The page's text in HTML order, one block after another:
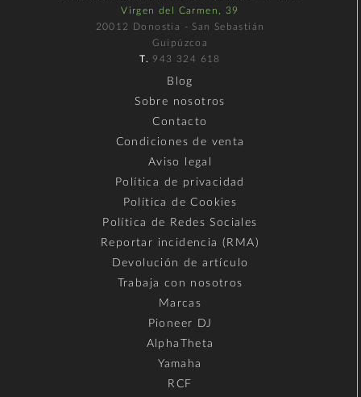
Virgen del Carmen, 39
20012 Donostia - San Sebastián
Guipúzcoa
T. 943 324 618
Blog
Sobre nosotros
Contacto
Condiciones de venta
Aviso legal
Política de privacidad
Política de Cookies
Política de Redes Sociales
Reportar incidencia (RMA)
Devolución de artículo
Trabaja con nosotros
Marcas
Pioneer DJ
AlphaTheta
Yamaha
RCF